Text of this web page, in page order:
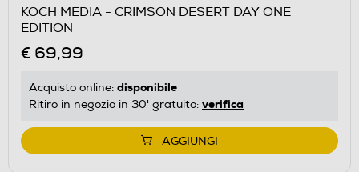
KOCH MEDIA - CRIMSON DESERT DAY ONE
EDITION
€ 69,99
Acquisto online: disponibile
Ritiro in negozio in 30' gratuito: verifica
AGGIUNGI